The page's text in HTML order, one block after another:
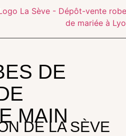
DE
MAIN
DE LA SÈVE